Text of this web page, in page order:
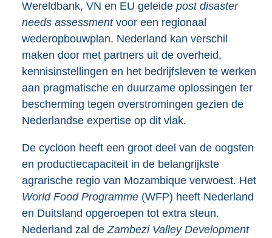
Wereldbank, VN en EU geleide post disaster
needs assessment voor een regionaal
wederopbouwplan. Nederland kan verschil
maken door met partners uit de overheid,
kennisinstellingen en het bedrijfsleven te werken
aan pragmatische en duurzame oplossingen ter
bescherming tegen overstromingen gezien de
Nederlandse expertise op dit vlak.
De cycloon heeft een groot deel van de oogsten
en productiecapaciteit in de belangrijkste
agrarische regio van Mozambique verwoest. Het
World Food Programme (WFP) heeft Nederland
en Duitsland opgeroepen tot extra steun.
Nederland zal deZambezi Valley Development